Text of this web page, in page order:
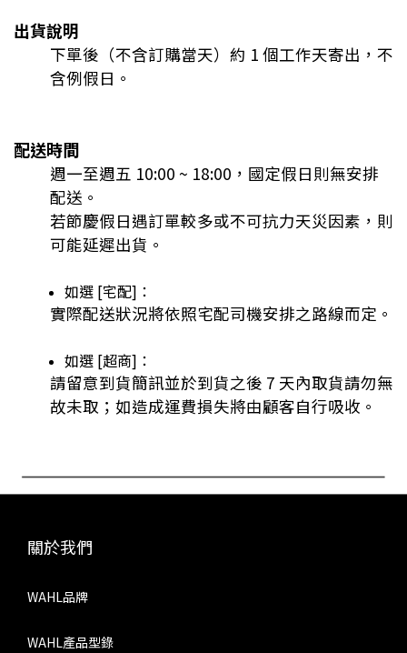
出貨說明
下單後（不含訂購當天） 約 1 個工作天寄出，不
含例假日。
配送時間
週一至週五 10:00 ~ 18:00，國定假日則無安排
配送。
若節慶假日遇訂單較多或不可抗力天災因素，則
可能延遲出貨。
如選 [宅配]：
實際配送狀況將依照宅配司機安排之路線而定。
如選 [超商]：
請留意到貨簡訊並於到貨之後 7 天內取貨請勿無
故未取；如造成運費損失將由顧客自行吸收。
關於我們
WAHL品牌
WAHL產品型錄